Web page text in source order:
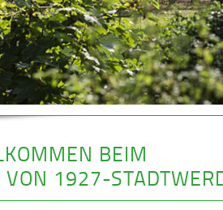
BEIM
1927-